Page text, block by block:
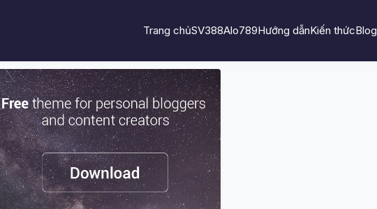
Trang chủSV388Alo789Hướng dẫnKiến thứcBlog